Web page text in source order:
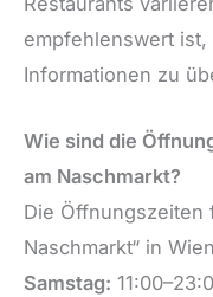
empfehlenswert
Informationen zu
Wie sind die
am Naschmarkt?
Die Öffnungszeiten
Naschmarkt“ in
Samstag: